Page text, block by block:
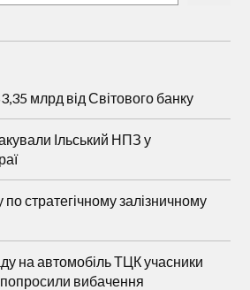
млрд від Світового банку
Ільський НПЗ у
стратегічному залізничному
на автомобіль ТЦК учасники
попросили вибачення